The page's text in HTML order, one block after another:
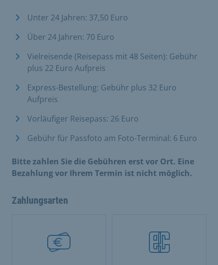
Unter 24 Jahren: 37,50 Euro
Über 24 Jahren: 70 Euro
Vielreisende (Reisepass mit 48 Seiten): Gebühr
plus 22 Euro Aufpreis
Express-Bestellung: Gebühr plus 32 Euro
Aufpreis
Vorläufiger Reisepass: 26 Euro
​Gebühr für Passfoto am Foto-Terminal: 6 Euro
Bitte zahlen Sie die Gebühren erst vor Ort. Eine
Bezahlung vor Ihrem Termin ist nicht möglich.
Zahlungsarten